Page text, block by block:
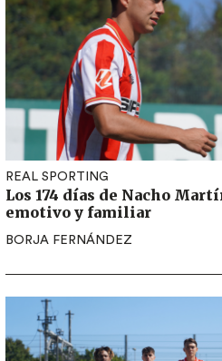
REAL SPORTING
Los 174 días de Nacho
emotivo y familiar
BORJA FERNÁNDEZ